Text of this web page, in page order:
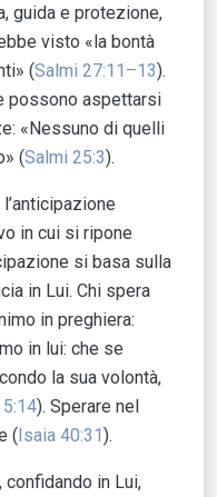
guida e protezione,
visto «la bontà
(Salmi 27:11–13).
possono aspettarsi
«Nessuno di quelli
(Salmi 25:3).
in cui si ripone
si basa sulla
in Lui. Chi spera
in preghiera:
in lui: che se
la sua volontà,
5:14). Sperare nel
(Isaia 40:31).
confidando in Lui,